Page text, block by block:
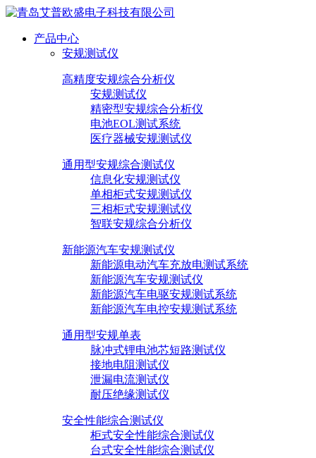
产品中心
安规测试仪
高精度安规综合分析仪
安规测试仪
精密型安规综合分析仪
电池EOL测试系统
医疗器械安规测试仪
通用型安规综合测试仪
信息化安规测试仪
单相柜式安规测试仪
三相柜式安规测试仪
智联安规综合分析仪
新能源汽车安规测试仪
新能源电动汽车充放电测试系统
新能源汽车安规测试仪
新能源汽车电驱安规测试系统
新能源汽车电控安规测试系统
通用型安规单表
脉冲式锂电池芯短路测试仪
接地电阻测试仪
泄漏电流测试仪
耐压绝缘测试仪
安全性能综合测试仪
柜式安全性能综合测试仪
台式安全性能综合测试仪